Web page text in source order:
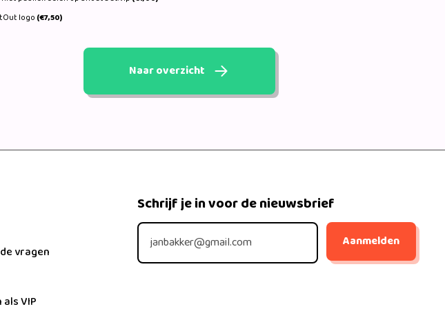
logo(€7,50)
Naar overzicht
vragen
VIP
Schrijf je in voor de nieuwsbrief
Aanmelden